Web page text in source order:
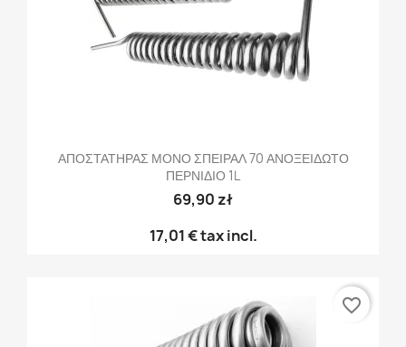
ΑΠΟΣΤΑΤΗΡΑΣ ΜΟΝΟ ΣΠΕΙΡΑΛ 70 ΑΝΟΞΕΙΔΩΤΟ
ΠΕΡΝΙΔΙΟ 1L
69,90 zł
17,01 €tax incl.
favorite_border